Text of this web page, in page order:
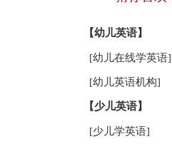
【幼儿英语】
[幼儿在线学英语]
[幼儿英语机构]
【少儿英语】
[少儿学英语]